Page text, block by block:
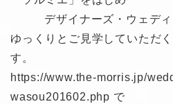
デザイナーズ・ウェデ
ゆっくりとご見学していただ
す。
https://www.the-morris.jp/
wasou201602.php で